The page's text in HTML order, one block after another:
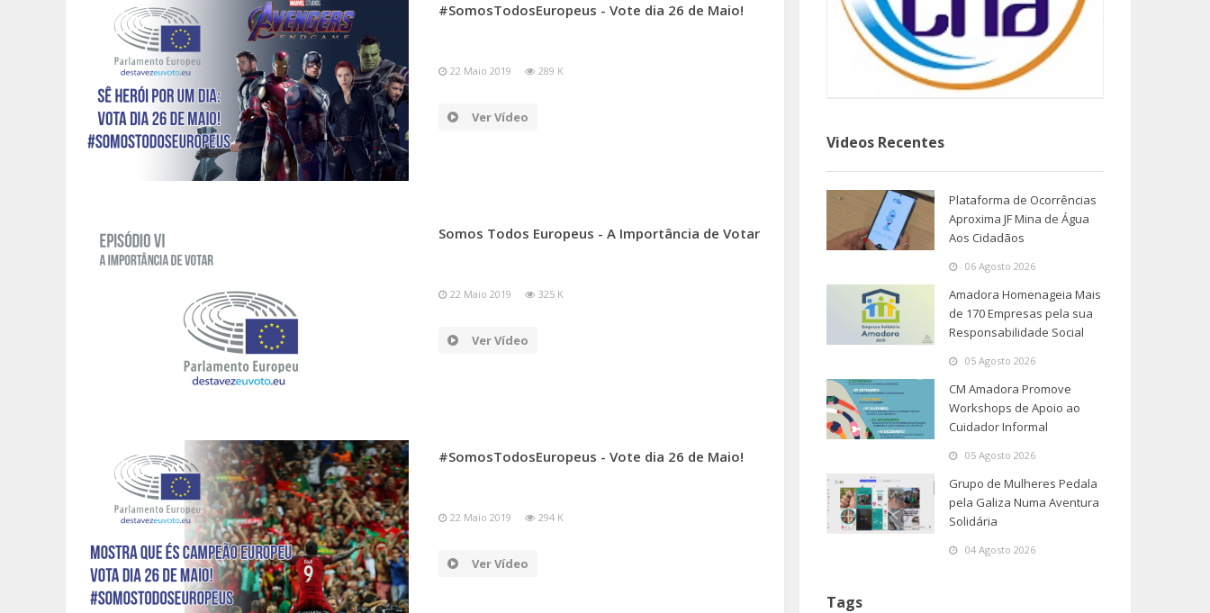
#SomosTodosEuropeus - Vote dia 26 de Maio!
22 Maio 2019 289 K
Ver Vídeo
Somos Todos Europeus - A Importância de Votar
22 Maio 2019 325 K
Ver Vídeo
#SomosTodosEuropeus - Vote dia 26 de Maio!
22 Maio 2019 294 K
Ver Vídeo
Videos Recentes
Plataforma de Ocorrências
Aproxima JF Mina de Água
Aos Cidadãos
06 Agosto 2026
Amadora Homenageia Mais
de 170 Empresas pela sua
Responsabilidade Social
05 Agosto 2026
CM Amadora Promove
Workshops de Apoio ao
Cuidador Informal
05 Agosto 2026
Grupo de Mulheres Pedala
pela Galiza Numa Aventura
Solidária
04 Agosto 2026
Tags